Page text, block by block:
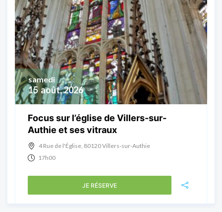
15 août, 2026
samedi
Focus sur l’église de Villers-sur-
Authie et ses vitraux
4 Rue de l'Église, 80120 Villers-sur-Authie
17h00
JE RÉSERVE